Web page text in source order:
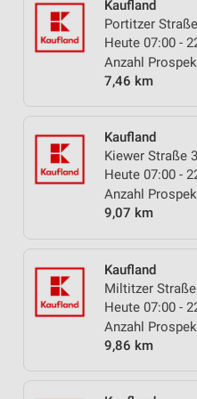
Kaufland
Portitzer
Heute 07:00 -
Anzahl
7,46 km
Kaufland
Kiewer Straße
Heute 07:00 -
Anzahl
9,07 km
Kaufland
Miltitzer
Heute 07:00 -
Anzahl
9,86 km